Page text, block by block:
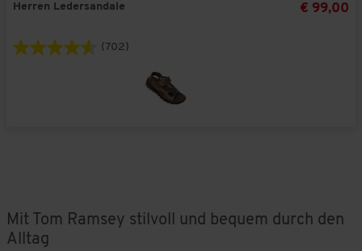
Herren Ledersandale € 99,00
(702)
Mit Tom Ramsey stilvoll und bequem durch den
Alltag